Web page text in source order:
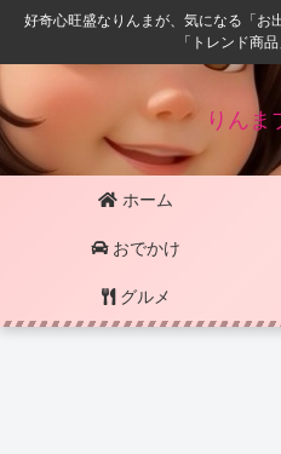
好奇心旺盛なりんまが、気になる「お
「トレンド商
りんま
ホーム
おでかけ
グルメ